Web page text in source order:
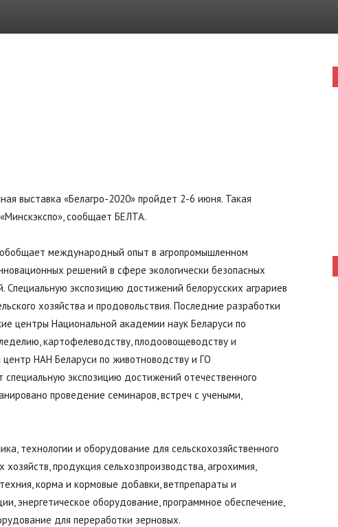
|
Газета
Авангард
выставка «Белагро-2020» пройдет 2-6 июня. Такая
сообщает БЕЛТА.
международный опыт в агропромышленном
решений в сфере экологически безопасных
Специальную экспозицию достижений белорусских аграриев
хозяйства и продовольствия. Последние разработки
центры Национальной академии наук Беларуси по
картофелеводству, плодоовощеводству и
НАН Беларуси по животноводству и ГО
экспозицию достижений отечественного
проведение семинаров, встреч с учеными,
технологии и оборудование для сельскохозяйственного
продукция сельхозпроизводства, агрохимия,
корма и кормовые добавки, ветпрепараты и
энергетическое оборудование, программное обеспечение,
для переработки зерновых.